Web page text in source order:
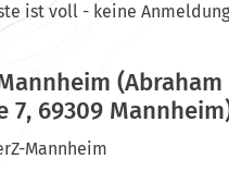
ist voll - keine
(Abraham
7, 69309
Mannheim